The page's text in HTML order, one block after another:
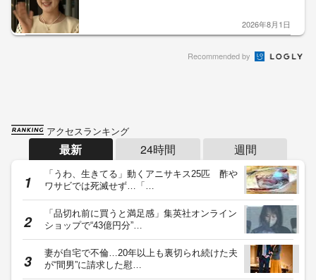
2026年8月1日
Recommended by
アクセスランキング
最新 24時間 週間
「うわ、生きてる」動くアニサキス25匹 酢や
ワサビでは死滅せず…「…
「品切れ前に買うと満足感」集英社オンライン
ショップで“43億円分”…
妻が自宅で不倫…20年以上も裏切られ続けた夫
が“間男”に請求した慰…